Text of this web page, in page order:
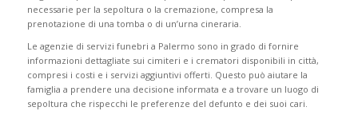
necessarie per la sepoltura o la cremazione, compresa la
prenotazione di una tomba o di un’urna cineraria.
Le agenzie di servizi funebri a Palermo sono in grado di fornire
informazioni dettagliate sui cimiteri e i crematori disponibili in città,
compresi i costi e i servizi aggiuntivi offerti. Questo può aiutare la
famiglia a prendere una decisione informata e a trovare un luogo di
sepoltura che rispecchi le preferenze del defunto e dei suoi cari.